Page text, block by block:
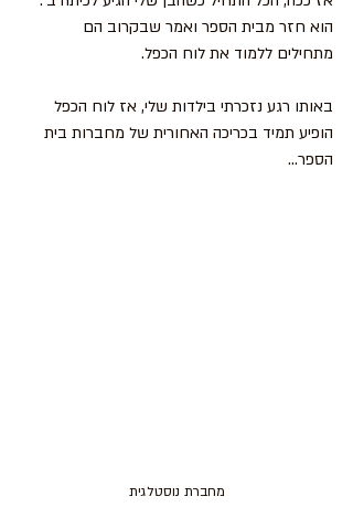
הוא חזר מבית הספר ואמר שבקרוב הם
מתחילים ללמוד את לוח הכפל.
באותו רגע נזכרתי בילדות שלי, אז לוח הכפל
הופיע תמיד בכריכה האחורית של מחברות בית
הספר...
מחברת נוסטלגית